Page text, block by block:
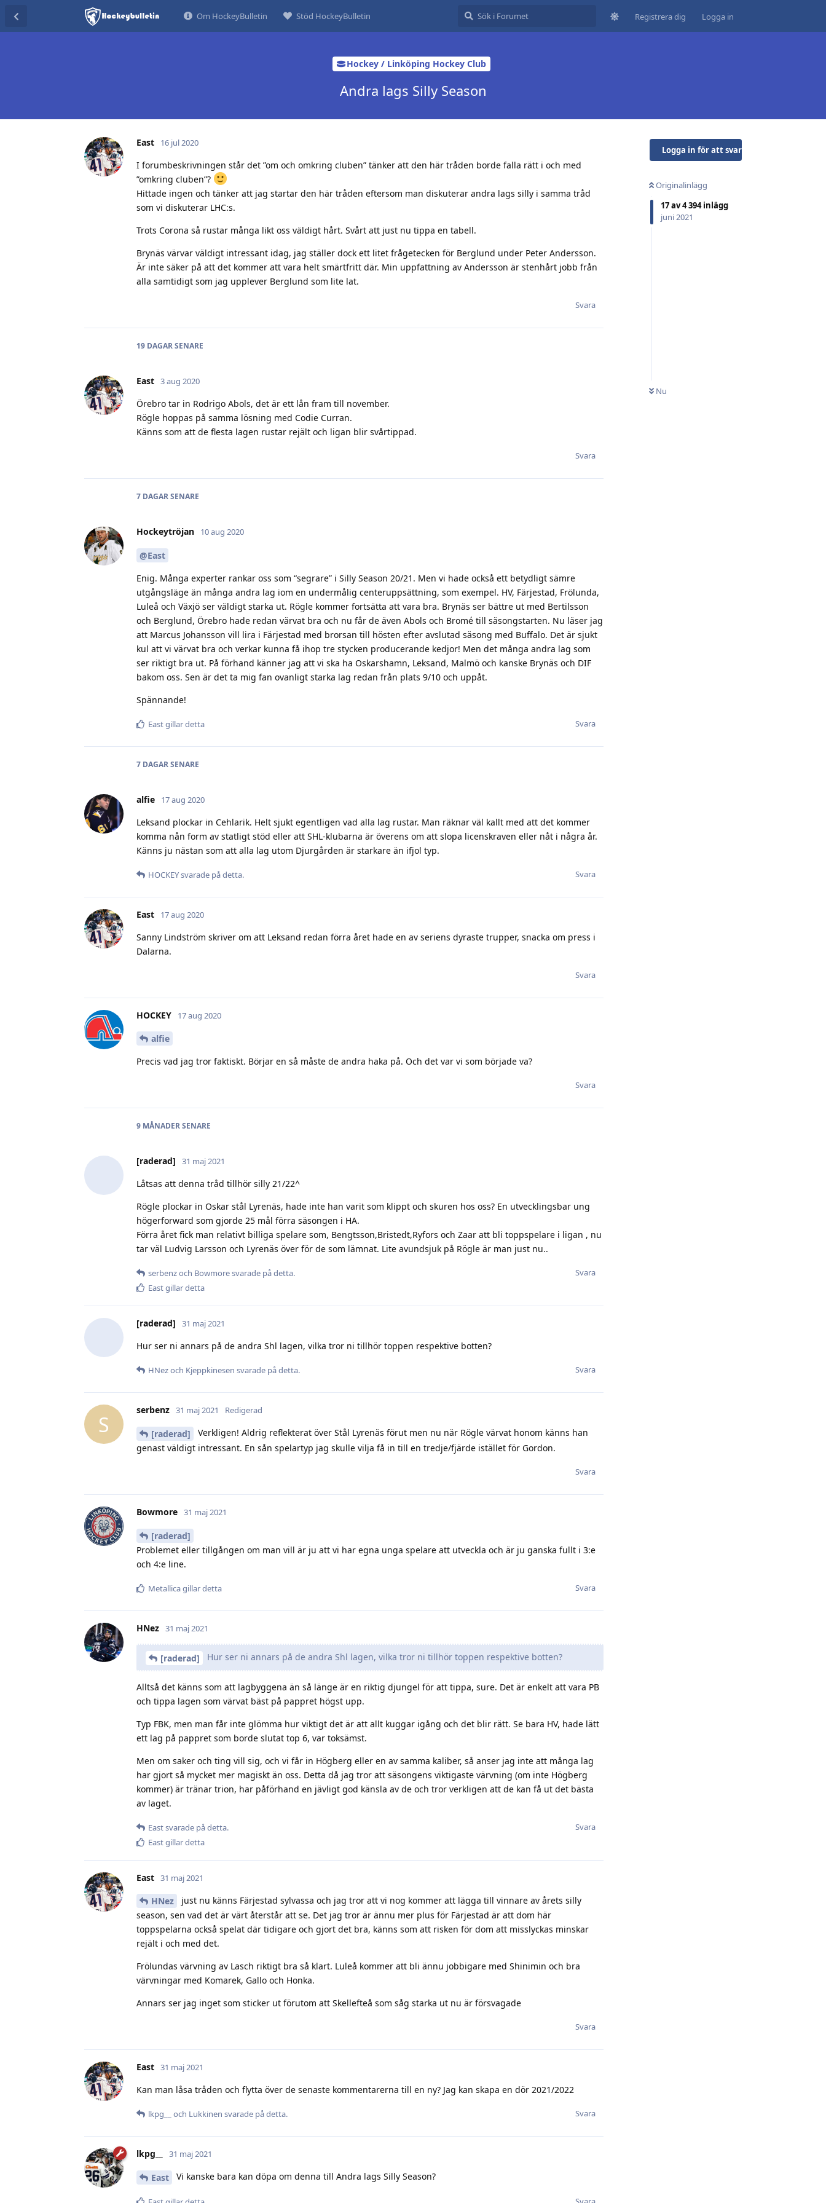
Om HockeyBulletin Stöd HockeyBulletin Registrera dig Logga in
Hockey / Linköping Hockey Club
Andra lags Silly Season
Logga in för att svara
Originalinlägg
17av4 394inlägg
juni 2021
Nu
East 16 jul 2020
I forumbeskrivningen står det ”om och omkring cluben” tänker att den här tråden borde falla rätt i och med
”omkring cluben”?
Hittade ingen och tänker att jag startar den här tråden eftersom man diskuterar andra lags silly i samma tråd
som vi diskuterar LHC:s.
Trots Corona så rustar många likt oss väldigt hårt. Svårt att just nu tippa en tabell.
Brynäs värvar väldigt intressant idag, jag ställer dock ett litet frågetecken för Berglund under Peter Andersson.
Är inte säker på att det kommer att vara helt smärtfritt där. Min uppfattning av Andersson är stenhårt jobb från
alla samtidigt som jag upplever Berglund som lite lat.
Svara
19 DAGARSENARE
East 3 aug 2020
Örebro tar in Rodrigo Abols, det är ett lån fram till november.
Rögle hoppas på samma lösning med Codie Curran.
Känns som att de flesta lagen rustar rejält och ligan blir svårtippad.
Svara
7 DAGARSENARE
Hockeytröjan 10 aug 2020
@East
Enig. Många experter rankar oss som “segrare” i Silly Season 20/21. Men vi hade också ett betydligt sämre
utgångsläge än många andra lag iom en undermålig centeruppsättning, som exempel. HV, Färjestad, Frölunda,
Luleå och Växjö ser väldigt starka ut. Rögle kommer fortsätta att vara bra. Brynäs ser bättre ut med Bertilsson
och Berglund, Örebro hade redan värvat bra och nu får de även Abols och Bromé till säsongstarten. Nu läser jag
att Marcus Johansson vill lira i Färjestad med brorsan till hösten efter avslutad säsong med Buffalo. Det är sjukt
kul att vi värvat bra och verkar kunna få ihop tre stycken producerande kedjor! Men det många andra lag som
ser riktigt bra ut. På förhand känner jag att vi ska ha Oskarshamn, Leksand, Malmö och kanske Brynäs och DIF
bakom oss. Sen är det ta mig fan ovanligt starka lag redan från plats 9/10 och uppåt.
Spännande!
Svara
Eastgillar detta
7 DAGARSENARE
alfie 17 aug 2020
Leksand plockar in Cehlarik. Helt sjukt egentligen vad alla lag rustar. Man räknar väl kallt med att det kommer
komma nån form av statligt stöd eller att SHL-klubarna är överens om att slopa licenskraven eller nåt i några år.
Känns ju nästan som att alla lag utom Djurgården är starkare än ifjol typ.
Svara
HOCKEYsvarade på detta.
East 17 aug 2020
Sanny Lindström skriver om att Leksand redan förra året hade en av seriens dyraste trupper, snacka om press i
Dalarna.
Svara
HOCKEY 17 aug 2020
alfie
Precis vad jag tror faktiskt. Börjar en så måste de andra haka på. Och det var vi som började va?
Svara
9 MÅNADERSENARE
[raderad] 31 maj 2021
Låtsas att denna tråd tillhör silly 21/22^
Rögle plockar in Oskar stål Lyrenäs, hade inte han varit som klippt och skuren hos oss? En utvecklingsbar ung
högerforward som gjorde 25 mål förra säsongen i HA.
Förra året fick man relativt billiga spelare som, Bengtsson,Bristedt,Ryfors och Zaar att bli toppspelare i ligan , nu
tar väl Ludvig Larsson och Lyrenäs över för de som lämnat. Lite avundsjuk på Rögle är man just nu..
Svara
serbenzoch Bowmoresvarade på detta.
Eastgillar detta
[raderad] 31 maj 2021
Hur ser ni annars på de andra Shl lagen, vilka tror ni tillhör toppen respektive botten?
Svara
HNezoch Kjeppkinesen svarade på detta.
S
serbenz 31 maj 2021 Redigerad
[raderad]
Verkligen! Aldrig reflekterat över Stål Lyrenäs förut men nu när Rögle värvat honom känns han
genast väldigt intressant. En sån spelartyp jag skulle vilja få in till en tredje/fjärde istället för Gordon.
Svara
Bowmore 31 maj 2021
[raderad]
Problemet eller tillgången om man vill är ju att vi har egna unga spelare att utveckla och är ju ganska fullt i 3:e
och 4:e line.
Svara
Metallicagillar detta
HNez 31 maj 2021
[raderad] Hur ser ni annars på de andra Shl lagen, vilka tror ni tillhör toppen respektive botten?
Alltså det känns som att lagbyggena än så länge är en riktig djungel för att tippa, sure. Det är enkelt att vara PB
och tippa lagen som värvat bäst på pappret högst upp.
Typ FBK, men man får inte glömma hur viktigt det är att allt kuggar igång och det blir rätt. Se bara HV, hade lätt
ett lag på pappret som borde slutat top 6, var toksämst.
Men om saker och ting vill sig, och vi får in Högberg eller en av samma kaliber, så anser jag inte att många lag
har gjort så mycket mer magiskt än oss. Detta då jag tror att säsongens viktigaste värvning (om inte Högberg
kommer) är tränar trion, har påförhand en jävligt god känsla av de och tror verkligen att de kan få ut det bästa
av laget.
Svara
Eastsvarade på detta.
Eastgillar detta
East 31 maj 2021
HNez
just nu känns Färjestad sylvassa och jag tror att vi nog kommer att lägga till vinnare av årets silly
season, sen vad det är värt återstår att se. Det jag tror är ännu mer plus för Färjestad är att dom här
toppspelarna också spelat där tidigare och gjort det bra, känns som att risken för dom att misslyckas minskar
rejält i och med det.
Frölundas värvning av Lasch riktigt bra så klart. Luleå kommer att bli ännu jobbigare med Shinimin och bra
värvningar med Komarek, Gallo och Honka.
Annars ser jag inget som sticker ut förutom att Skellefteå som såg starka ut nu är försvagade
Svara
East 31 maj 2021
Kan man låsa tråden och flytta över de senaste kommentarerna till en ny? Jag kan skapa en dör 2021/2022
Svara
lkpg__ och Lukkinen svarade på detta.
lkpg__ 31 maj 2021
East Vi kanske bara kan döpa om denna till Andra lags Silly Season?